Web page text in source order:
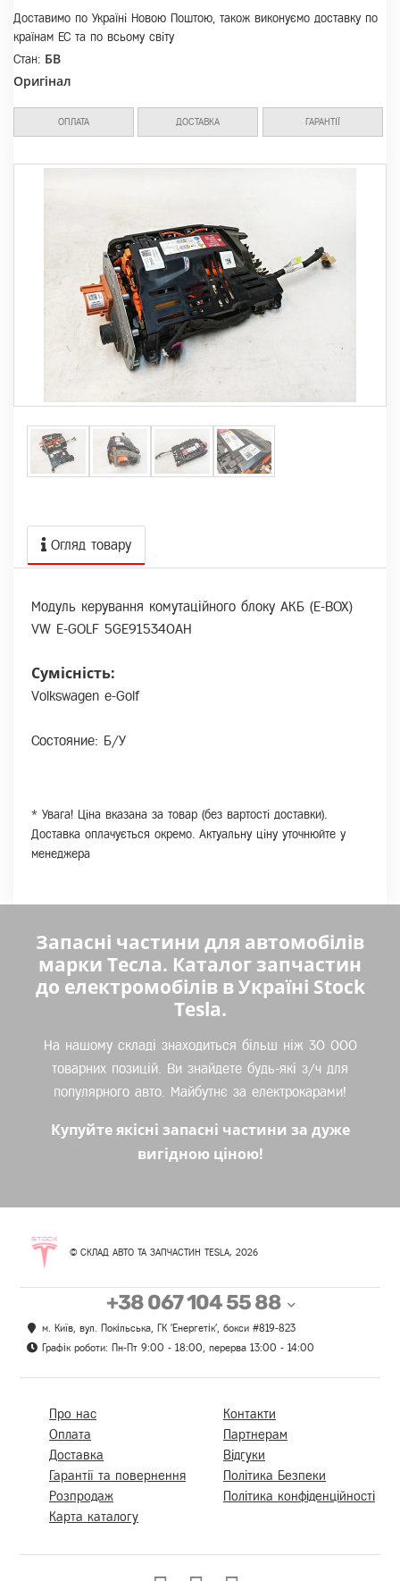
Доставимо по Україні Новою Поштою, також виконуємо доставку по
країнам ЕС та по всьому світу
Стан: БВ
Оригінал
ОПЛАТА ДОСТАВКА ГАРАНТІЇ
Огляд товару
Модуль керування комутаційного блоку АКБ (E-BOX)
VW E-GOLF 5GE915340AH
Сумісність:
Volkswagen e-Golf
Состояние: Б/У
* Увага! Ціна вказана за товар (без вартості доставки).
Доставка оплачується окремо. Актуальну ціну уточнюйте у
менеджера
Запасні частини для автомобілів
марки Тесла. Каталог запчастин
до електромобілів в Україні Stock
Tesla.
На нашому складі знаходиться більш ніж 30 000
товарних позицій. Ви знайдете будь-які з/ч для
популярного авто. Майбутнє за електрокарами!
Купуйте якісні запасні частини за дуже
вигідною ціною!
© СКЛАД АВТО ТА ЗАПЧАСТИН TESLA, 2026
+38 067 104 55 88
м. Київ, вул. Покільська, ГК 'Енергетік', бокси #819-823
Графік роботи: Пн-Пт 9:00 - 18:00, перерва 13:00 - 14:00
Про нас
Оплата
Доставка
Гарантії та повернення
Розпродаж
Карта каталогу
Контакти
Партнерам
Відгуки
Політика Безпеки
Політика конфіденційності